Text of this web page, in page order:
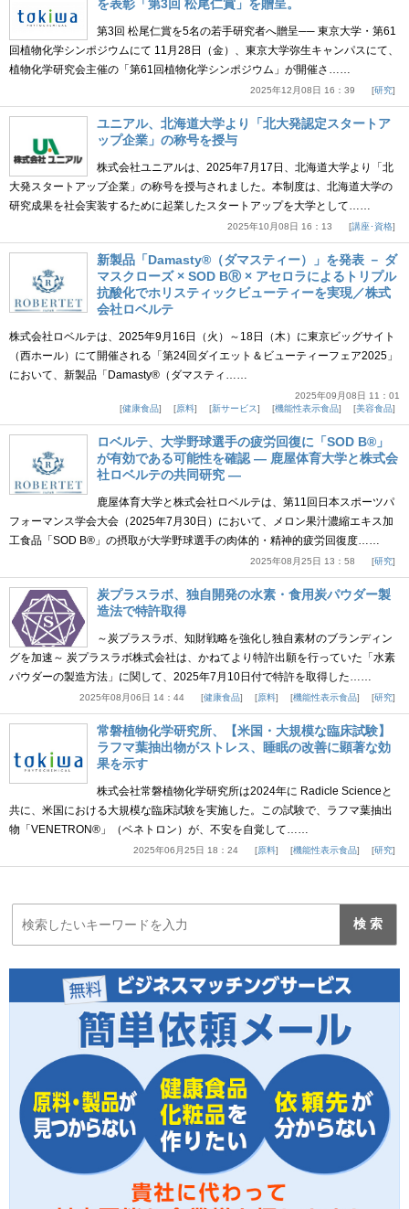
を表彰「第3回 松尾仁賞」を贈呈。
第3回 松尾仁賞を5名の若手研究者へ贈呈── 東京大学・第61
回植物化学シンポジウムにて 11月28日（金）、東京大学弥生キャンパスにて、
植物化学研究会主催の「第61回植物化学シンポジウム」が開催さ……
2025年12月08日 16：39 研究
ユニアル、北海道大学より「北大発認定スタートア
ップ企業」の称号を授与
株式会社ユニアルは、2025年7月17日、北海道大学より「北
大発スタートアップ企業」の称号を授与されました。本制度は、北海道大学の
研究成果を社会実装するために起業したスタートアップを大学として……
2025年10月08日 16：13 講座･資格
新製品「Damasty®（ダマスティー）」を発表 － ダ
マスクローズ × SOD BⓇ × アセロラによるトリプル
抗酸化でホリスティックビューティーを実現／株式
会社ロベルテ
株式会社ロベルテは、2025年9月16日（火）～18日（木）に東京ビッグサイト
（西ホール）にて開催される「第24回ダイエット＆ビューティーフェア2025」
において、新製品「Damasty®（ダマスティ……
2025年09月08日 11：01
健康食品
原料 新サービス 機能性表示食品 美容食品
ロベルテ、大学野球選手の疲労回復に「SOD B®」
が有効である可能性を確認 ― 鹿屋体育大学と株式会
社ロベルテの共同研究 ―
鹿屋体育大学と株式会社ロベルテは、第11回日本スポーツパ
フォーマンス学会大会（2025年7月30日）において、メロン果汁濃縮エキス加
工食品「SOD B®」の摂取が大学野球選手の肉体的・精神的疲労回復度……
2025年08月25日 13：58 研究
炭プラスラボ、独自開発の水素・食用炭パウダー製
造法で特許取得
～炭プラスラボ、知財戦略を強化し独自素材のブランディン
グを加速～ 炭プラスラボ株式会社は、かねてより特許出願を行っていた「水素
パウダーの製造方法」に関して、2025年7月10日付で特許を取得した……
2025年08月06日 14：44 健康食品 原料 機能性表示食品 研究
常磐植物化学研究所、【米国・大規模な臨床試験】
ラフマ葉抽出物がストレス、睡眠の改善に顕著な効
果を示す
株式会社常磐植物化学研究所は2024年に Radicle Scienceと
共に、米国における大規模な臨床試験を実施した。この試験で、ラフマ葉抽出
物「VENETRON®」（ベネトロン）が、不安を自覚して……
2025年06月25日 18：24 原料 機能性表示食品 研究